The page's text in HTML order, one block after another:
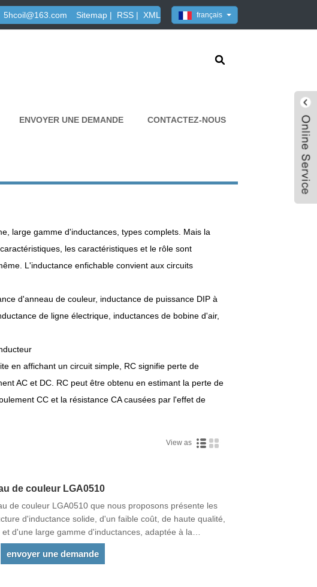
français
5hcoil@163.com Sitemap | RSS | XML
ENVOYER UNE DEMANDE CONTACTEZ-NOUS
large gamme d'inductances, types complets. Mais la
les caractéristiques et le rôle sont
L'inductance enfichable convient aux circuits
d'anneau de couleur, inductance de puissance DIP à
de ligne électrique, inductances de bobine d'air,
en affichant un circuit simple, RC signifie perte de
AC et DC. RC peut être obtenu en estimant la perte de
CC et la résistance CA causées par l'effet de
View as
de couleur LGA0510
de couleur LGA0510 que nous proposons présente les
d'inductance solide, d'un faible coût, de haute qualité,
d'une large gamme d'inductances, adaptée à la
Nos produits répondent aux normes de l'UE et sont
et d'autres pays du monde. .
envoyer une demande